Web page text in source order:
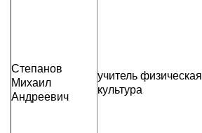
Степанов
Михаил
Андреевич
учитель физическая
культура